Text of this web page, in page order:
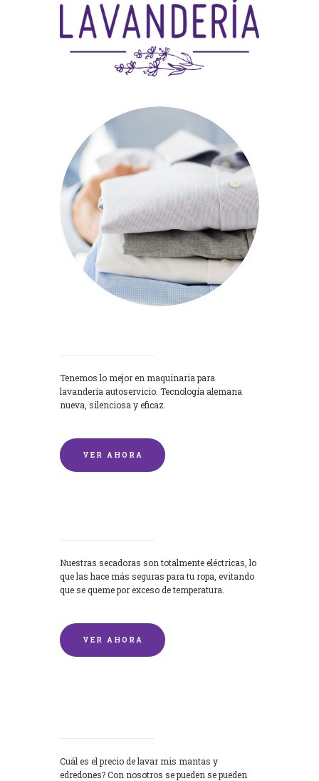
Tenemos lo mejor en maquinaria para
lavandería autoservicio. Tecnología alemana
nueva, silenciosa y eficaz.
VER AHORA
Nuestras secadoras son totalmente eléctricas, lo
que las hace más seguras para tu ropa, evitando
que se queme por exceso de temperatura.
VER AHORA
Cuál es el precio de lavar mis mantas y
edredones? Con nosotros se pueden se pueden